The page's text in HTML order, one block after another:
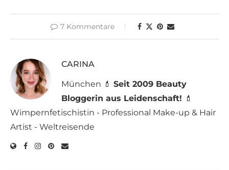
7 Kommentare
CARINA
München 💄 Seit 2009 Beauty
Bloggerin aus Leidenschaft! 💄
Wimpernfetischistin - Professional Make-up & Hair
Artist - Weltreisende